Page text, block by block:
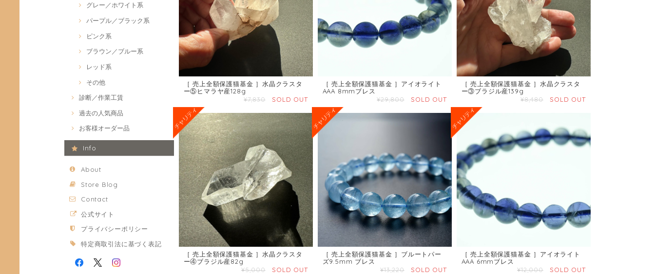
グレー／ホワイト系
パープル／ブラック系
ピンク系
ブラウン／ブルー系
レッド系
その他
診断／作業工賃
過去の人気商品
お客様オーダー品
Info
About
Store Blog
Contact
公式サイト
プライバシーポリシー
特定商取引法に基づく表記
［ 売上全額保護猫基金 ］水晶クラスタ
ー⑤ヒマラヤ産128g
¥7,830
SOLD OUT
［ 売上全額保護猫基金 ］アイオライト
AAA 8mmブレス
¥29,800
SOLD OUT
［ 売上全額保護猫基金 ］水晶クラスタ
ー③ブラジル産139g
¥8,480
SOLD OUT
［ 売上全額保護猫基金 ］水晶クラスタ
ー④ブラジル産82g
¥5,000
SOLD OUT
［ 売上全額保護猫基金 ］ブルートパー
ズ9.5mm ブレス
¥13,220
SOLD OUT
［ 売上全額保護猫基金 ］アイオライト
AAA 6mmブレス
¥12,000
SOLD OUT